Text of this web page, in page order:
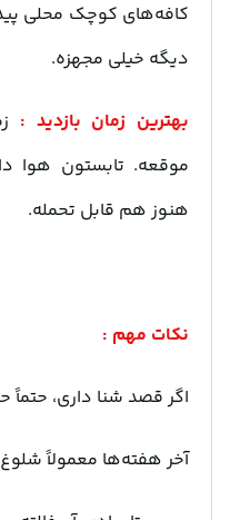
کافه‌های کوچک محلی
دیگه خیلی مجهزه.
بهترین زمان بازدید :
موقعه. تابستون هوا
هنوز هم قابل تحمله.
نکات مهم :
اگر قصد شنا داری،
آخر هفته‌ها معمولاً